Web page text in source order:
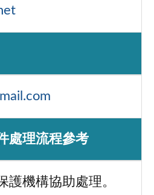
處理流程參考
護機構協助處理。